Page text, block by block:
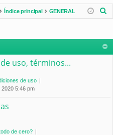
os
nt
ifi
ist
ra
Índice principal GENERAL
a
uso, términos...
de uso
2020 5:46 pm
de cero?